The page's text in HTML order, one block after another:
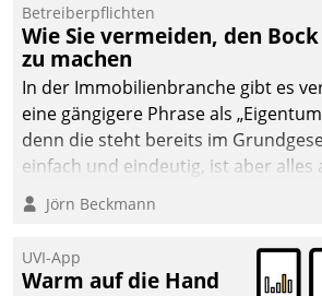
Quartier. Dazwischen
zeigte Datatrain, was es
Neues zu bieten hat.
Betreiberpflichten
Wie Sie vermeiden, den
zu machen
In der Immobilienbranche gibt es
eine gängigere Phrase als
denn die steht bereits im
einfach und eindeutig, ist aber alles
Branchenbeschäftigte wissen. Denn
Verantwortung folgen
Jörn Beckmann
UVI-App
Warm auf die Hand